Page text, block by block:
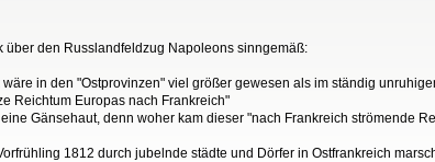
den Russlandfeldzug Napoleons sinngemäß:
in den "Ostprovinzen" viel größer gewesen als im ständig
Reichtum Europas nach Frankreich"
Gänsehaut, denn woher kam dieser "nach Frankreich strömende
1812 durch jubelnde städte und Dörfer in Ostfrankreich